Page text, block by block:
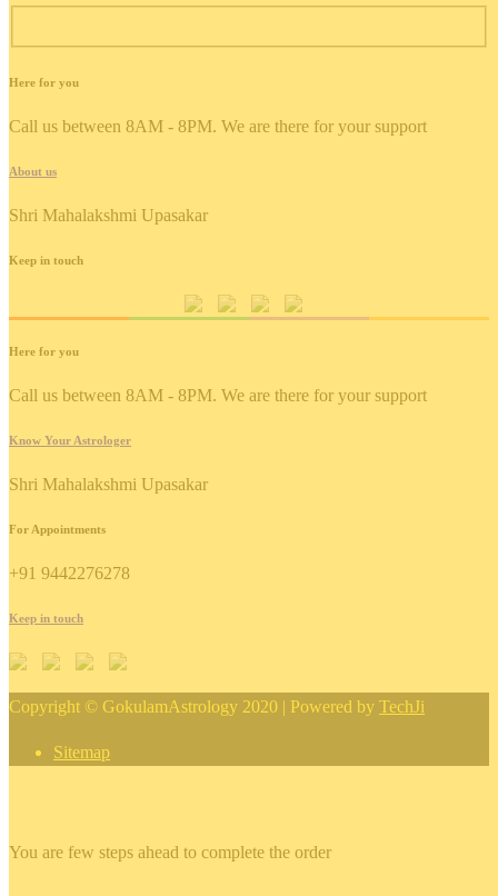
Here for you
Call us between 8AM - 8PM. We are there for your support
About us
Shri Mahalakshmi Upasakar
Keep in touch
Here for you
Call us between 8AM - 8PM. We are there for your support
Know Your Astrologer
Shri Mahalakshmi Upasakar
For Appointments
+91 9442276278
Keep in touch
Copyright © GokulamAstrology 2020 | Powered by TechJi
Sitemap
You are few steps ahead to complete the order